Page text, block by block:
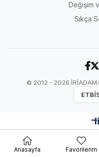
Değişim
Sıkça
© 2012 - 2026
Anasayfa Favorilerim